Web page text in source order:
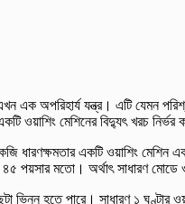
এক অপরিহার্য যন্ত্র। এটি যেমন
ওয়াশিং মেশিনের বিদ্যুৎ খরচ
ধারণক্ষমতার একটি ওয়াশিং
পয়সার মতো। অর্থাৎ সাধারণ মোডে
ভিন্ন হতে পারে। সাধারণ ১